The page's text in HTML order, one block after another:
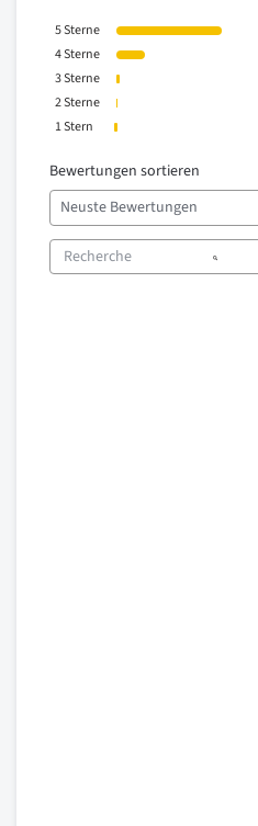
5Sterne
4Sterne
3Sterne
2Sterne
1Stern
Bewertungen sortieren